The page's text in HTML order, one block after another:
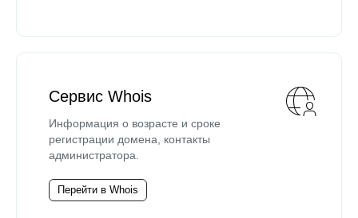
Сервис Whois
Информация о возрасте и сроке
регистрации домена, контакты
администратора.
Перейти в Whois